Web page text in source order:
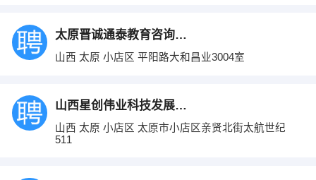
太原晋诚通泰教育咨询有限公司
山西 太原 小店区 平阳路大和昌业3004室
山西星创伟业科技发展有限公司
山西 太原 小店区 太原市小店区亲贤北街太航世纪
511